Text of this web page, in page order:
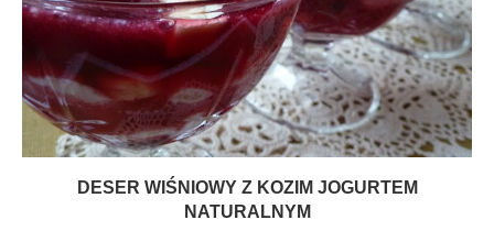
DESER WIŚNIOWY Z KOZIM JOGURTEM
NATURALNYM